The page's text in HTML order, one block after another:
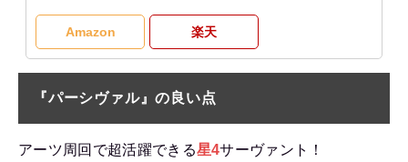
Amazon 楽天
『パーシヴァル』の良い点
アーツ周回で超活躍できる星4サーヴァント！